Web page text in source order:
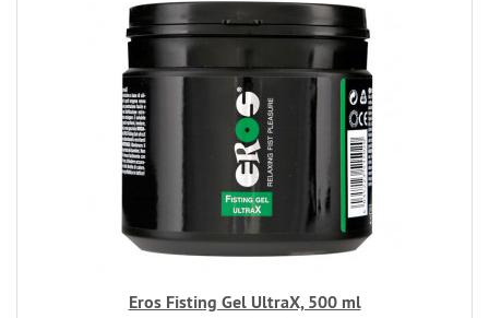
Eros Fisting Gel UltraX, 500 ml